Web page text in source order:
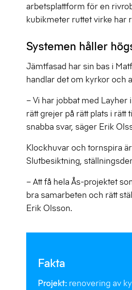
arbetsplattform för en
kubikmeter ruttet virke har
Systemen håller
Jämtfasad har sin bas i
handlar det om kyrkor och
– Vi har jobbat med Layher
rätt grejer på rätt plats i
snabba svar, säger Erik
Klockhuvar och tornspira
Slutbesiktning,
– Att få hela Ås-projektet
bra samarbeten och rätt
Erik Olsson.
Fakta
Projekt: renovering av